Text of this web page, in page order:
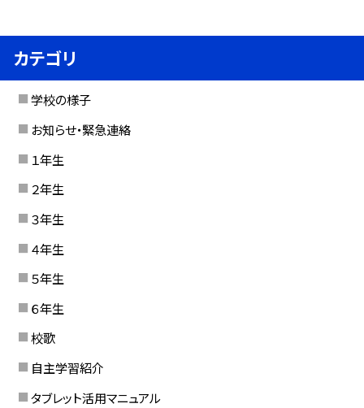
カテゴリ
学校の様子
お知らせ・緊急連絡
１年生
２年生
３年生
４年生
５年生
６年生
校歌
自主学習紹介
タブレット活用マニュアル